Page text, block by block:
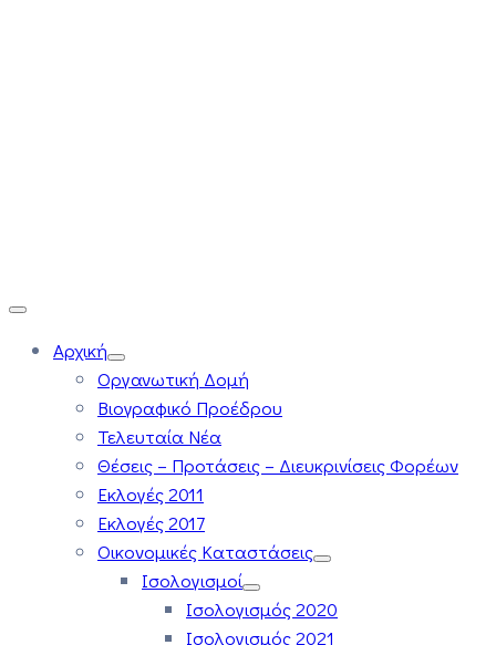
Αρχική
Οργανωτική Δομή
Βιογραφικό Προέδρου
Τελευταία Νέα
Θέσεις – Προτάσεις – Διευκρινίσεις Φορέων
Εκλογές 2011
Εκλογές 2017
Οικονομικές Καταστάσεις
Ισολογισμοί
Ισολογισμός 2020
Ισολογισμός 2021